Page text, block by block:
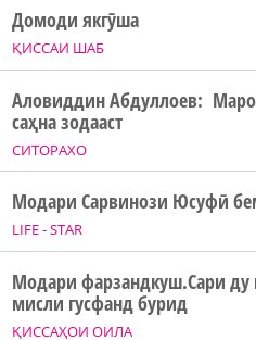
ҚИССАИ ШАБ
Домоди якгӯша
СИТОРАХО
Аловиддин Абдуллоев:
саҳна зодааст
LIFE - STAR
Модари Сарвинози Юсуфӣ
ҚИССАҲОИ ОИЛА
Модари фарзандкуш.Сари ду
мисли гусфанд бурид